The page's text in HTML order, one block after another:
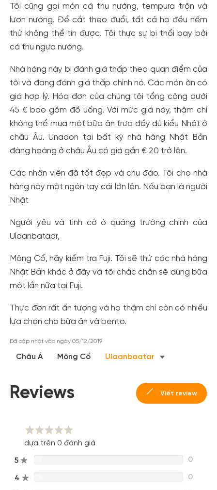
Tôi cũng gọi món cá thu nướng, tempura trộn và
lươn nướng. Để cắt theo đuổi, tất cả họ đều nếm
thử không thể tin được. Tôi thực sự bị thổi bay bởi
cá thu ngựa nướng.
Nhà hàng này bị đánh giá thấp theo quan điểm của
tôi và đang đánh giá thấp chính nó. Các món ăn có
giá hợp lý. Hóa đơn của chúng tôi tổng cộng dưới
45 € bao gồm đồ uống. Với mức giá này, thậm chí
không thể mua một bữa ăn trưa đầy đủ kiểu Nhật ở
châu Âu. Unadon tại bất kỳ nhà hàng Nhật Bản
đàng hoàng ở châu Âu có giá gần € 20 trở lên.
Các nhân viên đã tốt đẹp và chu đáo. Tôi cho nhà
hàng này một ngón tay cái lớn lên. Nếu bạn là người
Nhật
Người yêu và tình cờ ở quảng trường chính của
Ulaanbataar,
Mông Cổ, hãy kiểm tra Fuji. Tôi sẽ thử các nhà hàng
Nhật Bản khác ở đây và tôi chắc chắn sẽ dùng bữa
một lần nữa tại Fuji.
Thực đơn rất ấn tượng và họ thậm chí còn có nhiều
lựa chọn cho bữa ăn và bento.
Đã cập nhật vào ngày 05/12/2019
Châu Á Mông Cổ Ulaanbaatar
Reviews Viết review
dựa trên 0 đánh giá
5 0
4 0
Tạo tài khoản nhanh - nhận nhiều ưu
đãi!
Tạo tài khoản để có thể nhận ngay các ưu đãi
hấp dẫn
dành cho thành viên đến từ các đối tác của Gody.vn dành
cho cộng đồng.
Đăng ký
Hoặc đăng nhập bằng
Đăng nhập Facebook